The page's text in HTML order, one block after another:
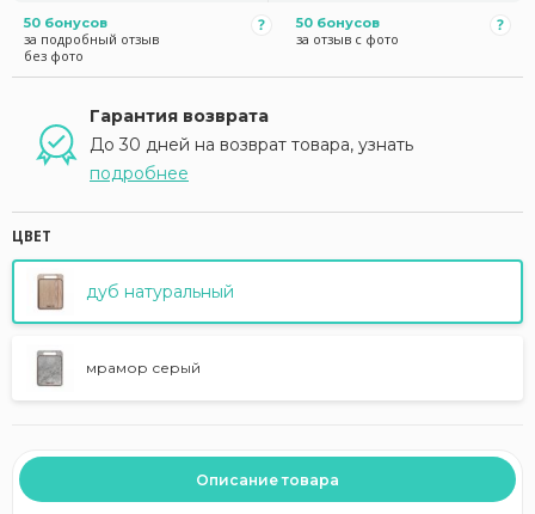
50 бонусов
за подробный отзыв
без фото
50 бонусов
за отзыв с фото
Гарантия возврата
До 30 дней на возврат товара, узнать
подробнее
ЦВЕТ
дуб натуральный
мрамор серый
Описание товара